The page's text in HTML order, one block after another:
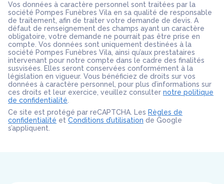
Vos données à caractère personnel sont traitées par la
société Pompes Funèbres Vila en sa qualité de responsable
de traitement, afin de traiter votre demande de devis. A
défaut de renseignement des champs ayant un caractère
obligatoire, votre demande ne pourrait pas être prise en
compte. Vos données sont uniquement destinées à la
société Pompes Funèbres Vila, ainsi qu’aux prestataires
intervenant pour notre compte dans le cadre des finalités
susvisées. Elles seront conservées conformément à la
législation en vigueur. Vous bénéficiez de droits sur vos
données à caractère personnel, pour plus d’informations sur
ces droits et leur exercice, veuillez consulter notre politique
de confidentialité
Ce site est protégé par reCAPTCHA. Les Règles de
confidentialité et Conditions d’utilisation de Google
s’appliquent.